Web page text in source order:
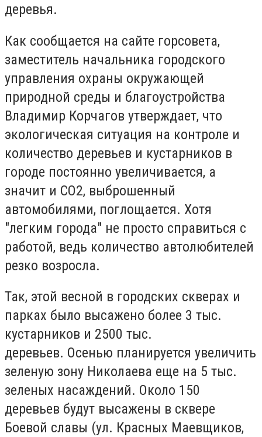
деревья.
Как сообщается на сайте горсовета,
заместитель начальника городского
управления охраны окружающей
природной среды и благоустройства
Владимир Корчагов утверждает, что
экологическая ситуация на контроле и
количество деревьев и кустарников в
городе постоянно увеличивается, а
значит и СО2, выброшенный
автомобилями, поглощается. Хотя
"легким города" не просто справиться с
работой, ведь количество автолюбителей
резко возросла.
Так, этой весной в городских скверах и
парках было высажено более 3 тыс.
кустарников и 2500 тыс.
деревьев. Осенью планируется увеличить
зеленую зону Николаева еще на 5 тыс.
зеленых насаждений. Около 150
деревьев будут высажены в сквере
Боевой славы (ул. Красных Маевщиков,